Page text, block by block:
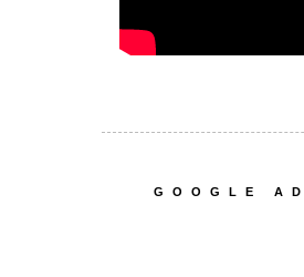
GOOGLE AD